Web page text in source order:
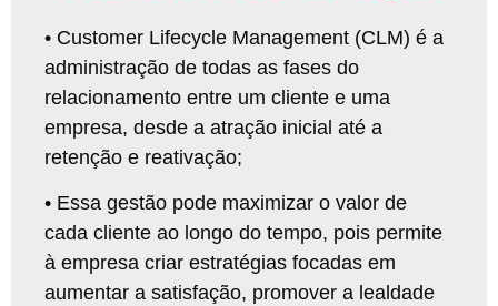
• Customer Lifecycle Management (CLM) é a
administração de todas as fases do
relacionamento entre um cliente e uma
empresa, desde a atração inicial até a
retenção e reativação;
• Essa gestão pode maximizar o valor de
cada cliente ao longo do tempo, pois permite
à empresa criar estratégias focadas em
aumentar a satisfação, promover a lealdade